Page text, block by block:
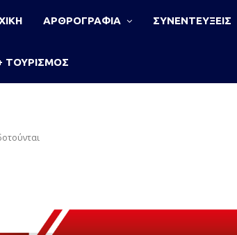
ΑΡΘΡΟΓΡΑΦΙΑ ΣΥΝΕΝΤΕΥΞΕΙΣ
ΤΟΥΡΙΣΜΟΣ